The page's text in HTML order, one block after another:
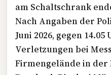
am Schaltschrank
Nach Angaben der
Juni 2026, gegen
Verletzungen bei
Firmengelände in